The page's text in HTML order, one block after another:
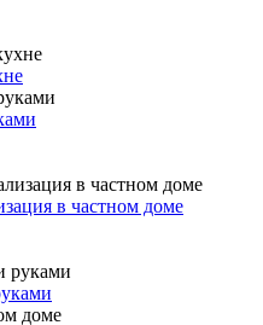
в частном доме